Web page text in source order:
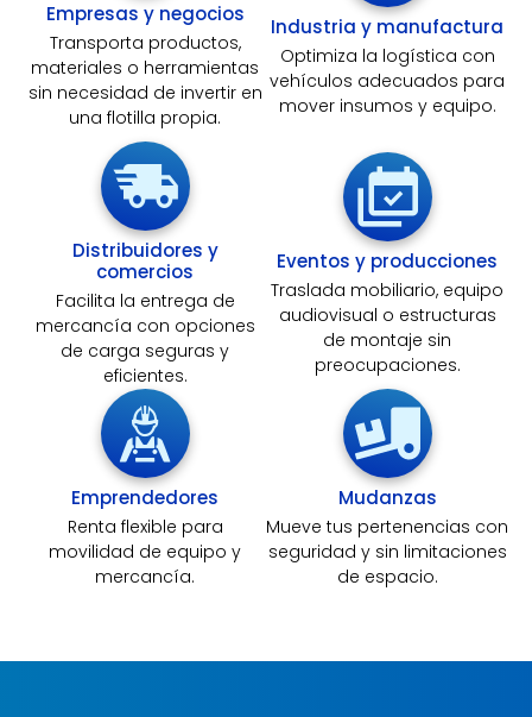
Empresas y negocios
Transporta productos,
materiales o herramientas
sin necesidad de invertir en
una flotilla propia.
Industria y manufactura
Optimiza la logística con
vehículos adecuados para
mover insumos y equipo.
Distribuidores y
comercios
Facilita la entrega de
mercancía con opciones
de carga seguras y
eficientes.
Eventos y producciones
Traslada mobiliario, equipo
audiovisual o estructuras
de montaje sin
preocupaciones.
Emprendedores
Renta flexible para
movilidad de equipo y
mercancía.
Mudanzas
Mueve tus pertenencias con
seguridad y sin limitaciones
de espacio.